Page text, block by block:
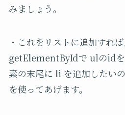
みましょう。
・これをリストに追加すれば
getElementByIdで ulのidを
素の末尾に li を追加したい
を使ってあげます。